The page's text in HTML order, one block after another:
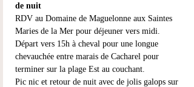
de nuit
RDV au Domaine de Maguelonne aux Saintes
Maries de la Mer pour déjeuner vers midi.
Départ vers 15h à cheval pour une longue
chevauchée entre marais de Cacharel pour
terminer sur la plage Est au couchant.
Pic nic et retour de nuit avec de jolis galops sur